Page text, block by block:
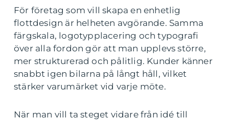
För företag som vill skapa en enhetlig
flottdesign är helheten avgörande. Samma
färgskala, logotypplacering och typografi
över alla fordon gör att man upplevs större,
mer strukturerad och pålitlig. Kunder känner
snabbt igen bilarna på långt håll, vilket
stärker varumärket vid varje möte.
När man vill ta steget vidare från idé till